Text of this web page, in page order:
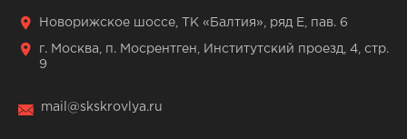
Новорижское шоссе, ТК «Балтия», ряд Е, пав. 6
г. Москва, п. Мосрентген, Институтский проезд, 4, стр.
9
mail@skskrovlya.ru